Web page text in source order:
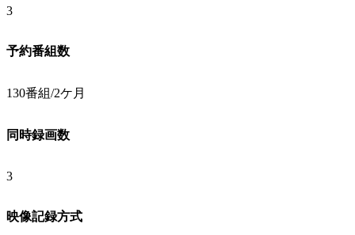
3
予約番組数
130番組/2ケ月
同時録画数
3
映像記録方式